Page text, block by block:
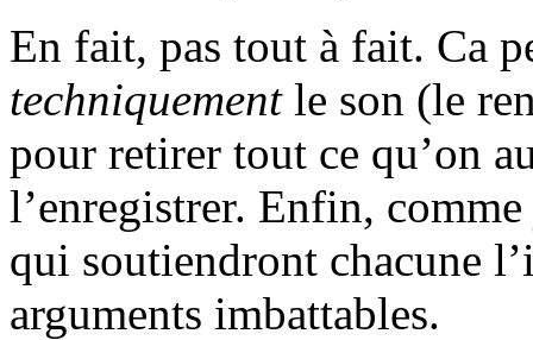
En fait, pas tout à fait. Ca
techniquementle son (le
pour retirer tout ce qu’on
l’enregistrer. Enfin,
qui soutiendront chacune
arguments imbattables.